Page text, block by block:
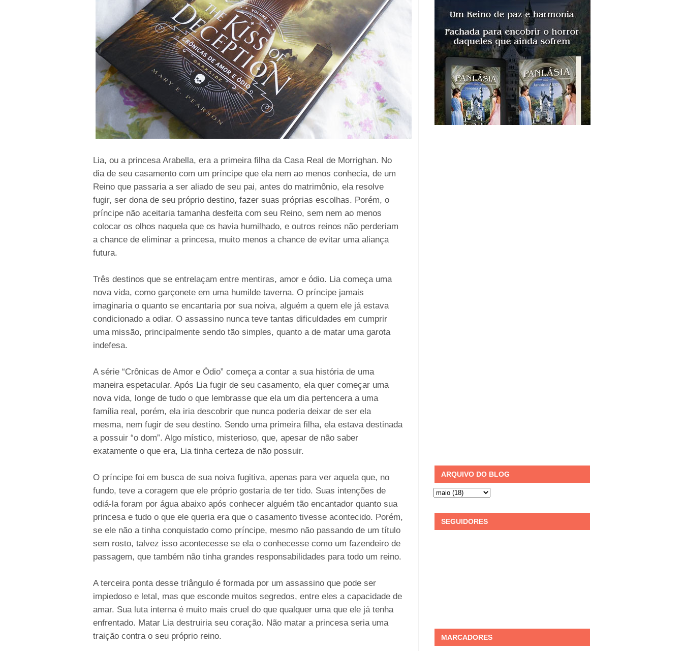
Lia, ou a princesa Arabella, era a primeira filha da Casa Real de Morrighan. No
dia de seu casamento com um príncipe que ela nem ao menos conhecia, de um
Reino que passaria a ser aliado de seu pai, antes do matrimônio, ela resolve
fugir, ser dona de seu próprio destino, fazer suas próprias escolhas. Porém, o
príncipe não aceitaria tamanha desfeita com seu Reino, sem nem ao menos
colocar os olhos naquela que os havia humilhado, e outros reinos não perderiam
a chance de eliminar a princesa, muito menos a chance de evitar uma aliança
futura.
Três destinos que se entrelaçam entre mentiras, amor e ódio. Lia começa uma
nova vida, como garçonete em uma humilde taverna. O príncipe jamais
imaginaria o quanto se encantaria por sua noiva, alguém a quem ele já estava
condicionado a odiar. O assassino nunca teve tantas dificuldades em cumprir
uma missão, principalmente sendo tão simples, quanto a de matar uma garota
indefesa.
A série “Crônicas de Amor e Ódio” começa a contar a sua história de uma
maneira espetacular. Após Lia fugir de seu casamento, ela quer começar uma
nova vida, longe de tudo o que lembrasse que ela um dia pertencera a uma
família real, porém, ela iria descobrir que nunca poderia deixar de ser ela
mesma, nem fugir de seu destino. Sendo uma primeira filha, ela estava destinada
a possuir “o dom”. Algo místico, misterioso, que, apesar de não saber
exatamente o que era, Lia tinha certeza de não possuir.
O príncipe foi em busca de sua noiva fugitiva, apenas para ver aquela que, no
fundo, teve a coragem que ele próprio gostaria de ter tido. Suas intenções de
odiá-la foram por água abaixo após conhecer alguém tão encantador quanto sua
princesa e tudo o que ele queria era que o casamento tivesse acontecido. Porém,
se ele não a tinha conquistado como príncipe, mesmo não passando de um título
sem rosto, talvez isso acontecesse se ela o conhecesse como um fazendeiro de
passagem, que também não tinha grandes responsabilidades para todo um reino.
A terceira ponta desse triângulo é formada por um assassino que pode ser
impiedoso e letal, mas que esconde muitos segredos, entre eles a capacidade de
amar. Sua luta interna é muito mais cruel do que qualquer uma que ele já tenha
enfrentado. Matar Lia destruiria seu coração. Não matar a princesa seria uma
traição contra o seu próprio reino.
ARQUIVO DO BLOG
SEGUIDORES
MARCADORES